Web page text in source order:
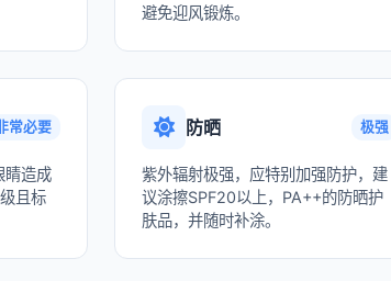
避免迎风锻炼。
常必要
睛造成
且标
防晒 极强
紫外辐射极强，应特别加强防护，建
议涂擦SPF20以上，PA++的防晒护
肤品，并随时补涂。